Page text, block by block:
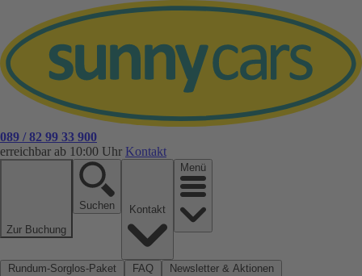
089 / 82 99 33 900
erreichbar ab 10:00 Uhr Kontakt
Zur Buchung
Suchen
Menü